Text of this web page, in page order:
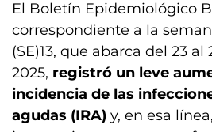
El Boletín Epidemiológico
correspondiente a la
(SE)13, que abarca del 23
2025, registró un leve
incidencia de las
agudas (IRA) y, en esa